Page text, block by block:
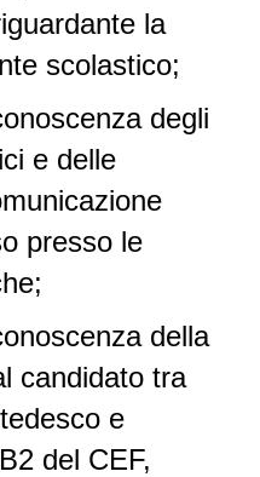
la
scolastico;
degli
e delle
presso le
della
candidato tra
e
del CEF,